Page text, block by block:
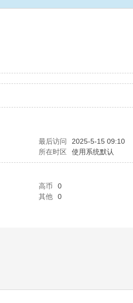
最后访问
2025-5-15 09:10
所在时区 使用系统默认
高币
0
其他
0